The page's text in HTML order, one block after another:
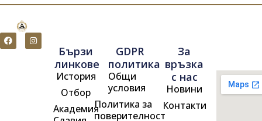
F
a
c
I
n
s
Бързи
линкове
История
Отбор
Академия
GDPR
политика
Общи
условия
Политика за
поверителност
За
връзка
с нас
Новини
Контакти